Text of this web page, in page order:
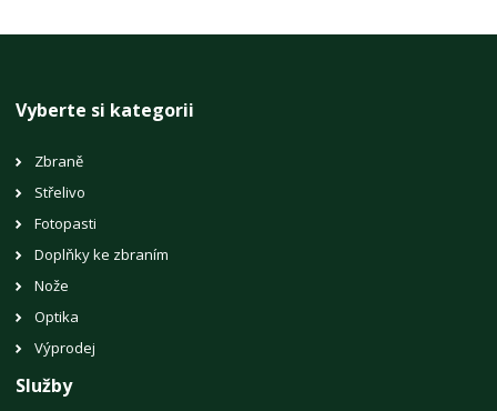
Vyberte si kategorii
Zbraně
Střelivo
Fotopasti
Doplňky ke zbraním
Nože
Optika
Výprodej
Služby